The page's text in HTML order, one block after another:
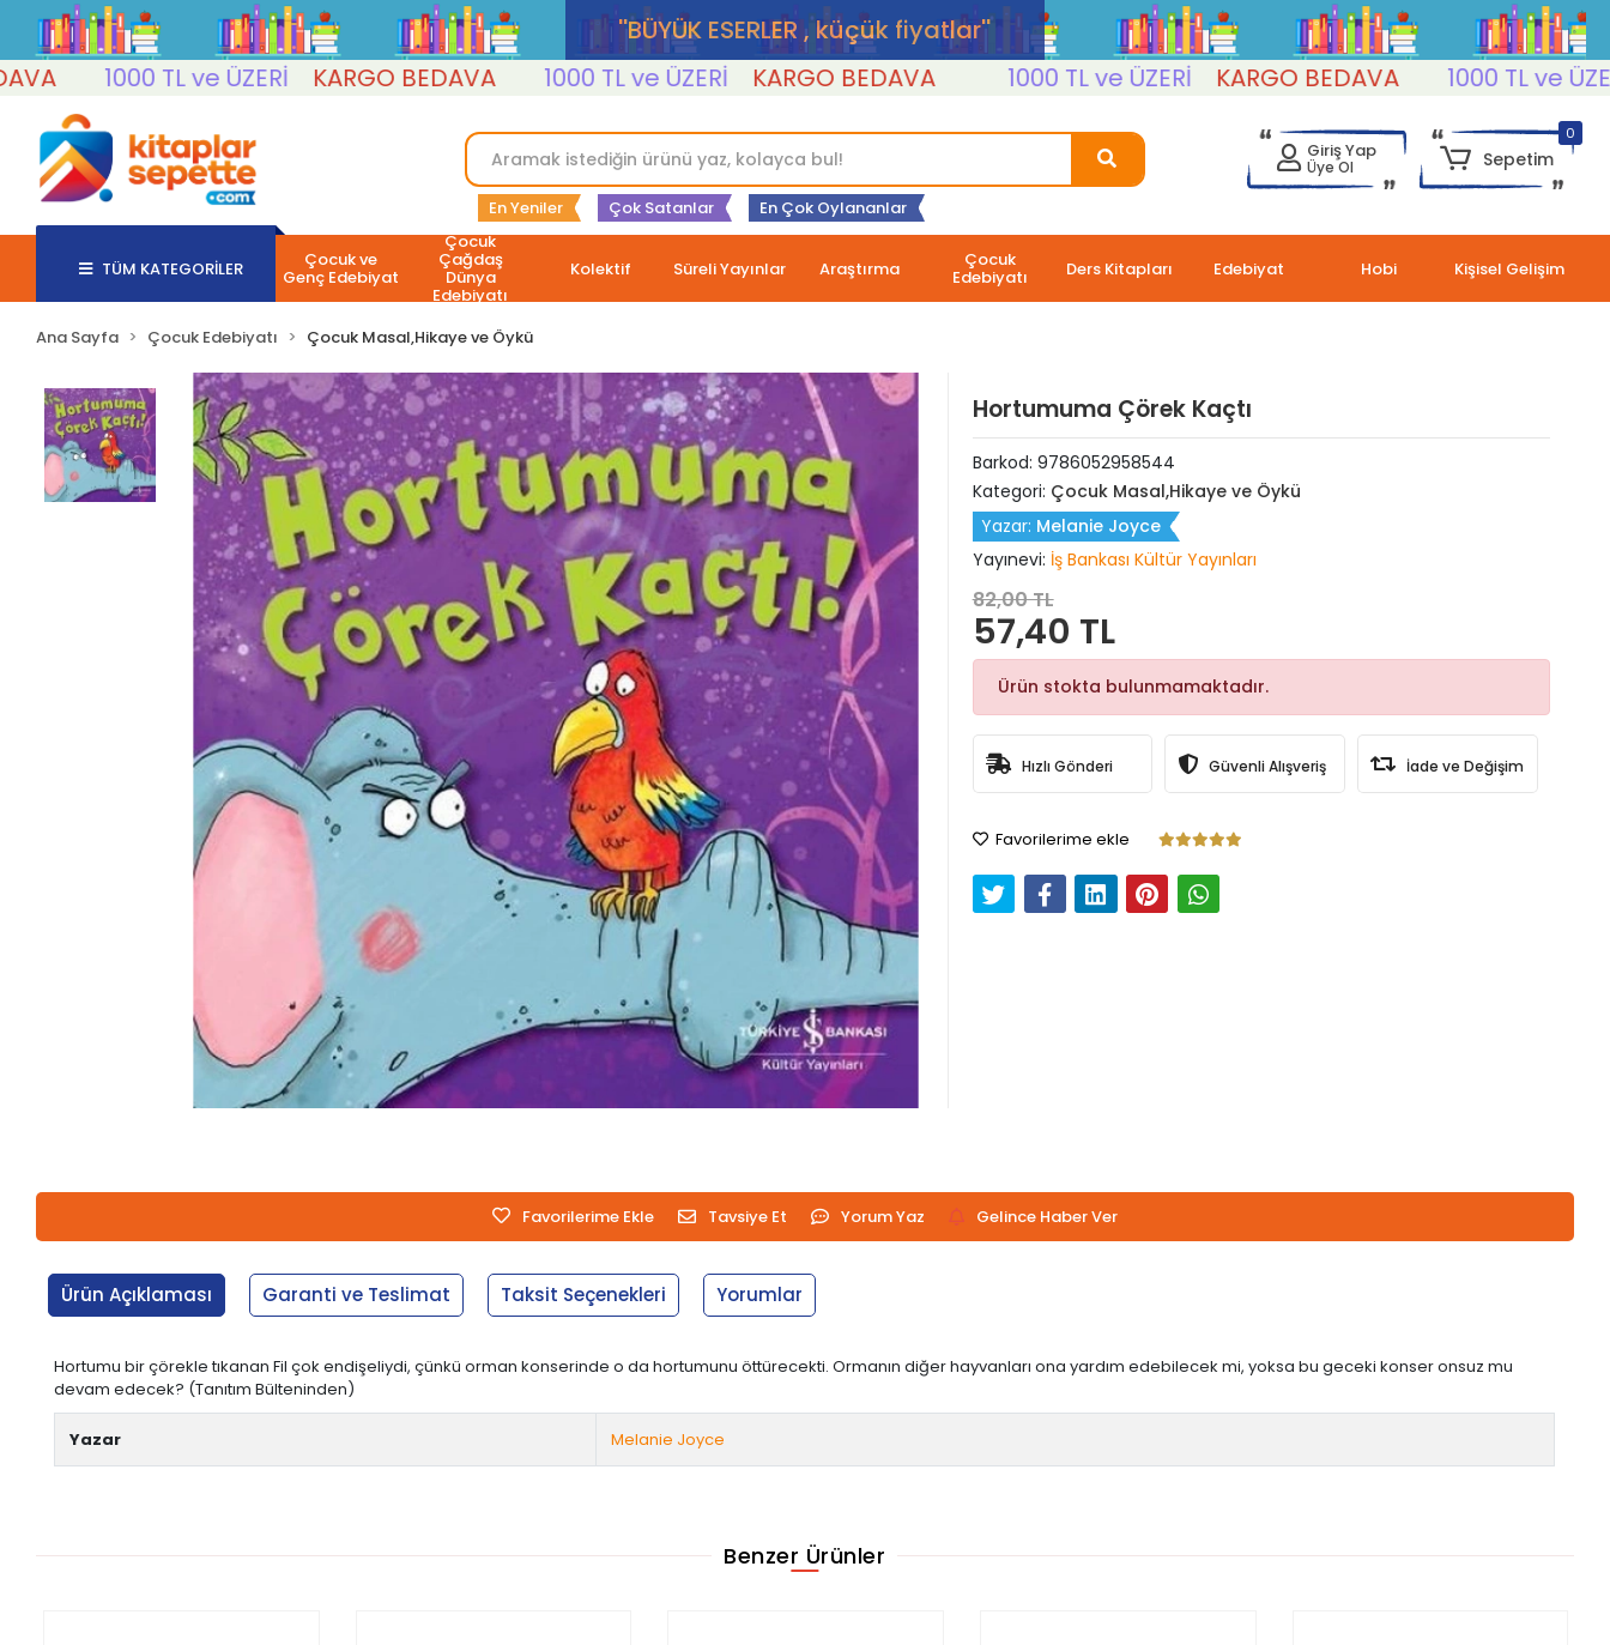
''BÜYÜK ESERLER , küçük fiyatlar''
1000 TL ve ÜZERİ
KARGO BEDAVA 1000 TL ve ÜZERİ KARGO BEDAVA 1000 TL ve ÜZERİ KARGO BEDAVA 1000 TL ve ÜZERİ
En Yeniler Çok Satanlar En Çok Oylananlar
Giriş Yap
Üye Ol
0
Sepetim
TÜM KATEGORİLER Çocuk ve
Genç Edebiyat
Çocuk
Çağdaş
Dünya
Edebiyatı
Kolektif Süreli Yayınlar Araştırma Çocuk
Edebiyatı Ders Kitapları Edebiyat Hobi Kişisel Gelişim
Ana Sayfa Çocuk Edebiyatı Çocuk Masal,Hikaye ve Öykü
Hortumuma Çörek Kaçtı
Barkod: 9786052958544
Kategori: Çocuk Masal,Hikaye ve Öykü
Yazar: Melanie Joyce
Yayınevi: İş Bankası Kültür Yayınları
82,00 TL
57,40 TL
Ürün stokta bulunmamaktadır.
Hızlı Gönderi Güvenli Alışveriş İade ve Değişim
Favorilerime ekle
Favorilerime Ekle Tavsiye Et Yorum Yaz Gelince Haber Ver
Ürün Açıklaması Garanti ve Teslimat Taksit Seçenekleri Yorumlar
Hortumu bir çörekle tıkanan Fil çok endişeliydi, çünkü orman konserinde o da hortumunu öttürecekti. Ormanın diğer hayvanları ona yardım edebilecek mi, yoksa bu geceki konser onsuz mu
devam edecek? (Tanıtım Bülteninden)
Yazar Melanie Joyce
Benzer Ürünler